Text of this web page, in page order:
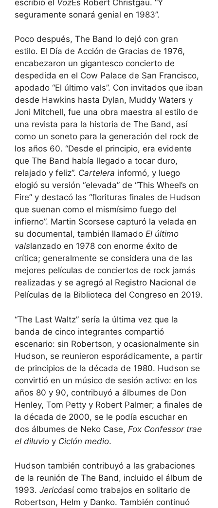
escribió el VozEs Robert Christgau. “Y
seguramente sonará genial en 1983”.
Poco después, The Band lo dejó con gran
estilo. El Día de Acción de Gracias de 1976,
encabezaron un gigantesco concierto de
despedida en el Cow Palace de San Francisco,
apodado “El último vals”. Con invitados que iban
desde Hawkins hasta Dylan, Muddy Waters y
Joni Mitchell, fue una obra maestra al estilo de
una revista para la historia de The Band, así
como un soneto para la generación del rock de
los años 60. “Desde el principio, era evidente
que The Band había llegado a tocar duro,
relajado y feliz”. Cartelera informó, y luego
elogió su versión “elevada” de “This Wheel’s on
Fire” y destacó las “florituras finales de Hudson
que suenan como el mismísimo fuego del
infierno”. Martin Scorsese capturó la velada en
su documental, también llamado El último
valslanzado en 1978 con enorme éxito de
crítica; generalmente se considera una de las
mejores películas de conciertos de rock jamás
realizadas y se agregó al Registro Nacional de
Películas de la Biblioteca del Congreso en 2019.
“The Last Waltz” sería la última vez que la
banda de cinco integrantes compartió
escenario: sin Robertson, y ocasionalmente sin
Hudson, se reunieron esporádicamente, a partir
de principios de la década de 1980. Hudson se
convirtió en un músico de sesión activo: en los
años 80 y 90, contribuyó a álbumes de Don
Henley, Tom Petty y Robert Palmer; a finales de
la década de 2000, se le podía escuchar en
dos álbumes de Neko Case, Fox Confessor trae
el diluvio y Ciclón medio.
Hudson también contribuyó a las grabaciones
de la reunión de The Band, incluido el álbum de
1993. Jericóasí como trabajos en solitario de
Robertson, Helm y Danko. También continuó